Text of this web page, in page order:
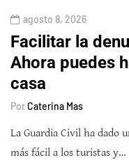
agosto 8, 2026
Facilitar la
Ahora puedes
casa
PorCaterina Mas
La Guardia Civil ha dado
más fácil a los turistas y…